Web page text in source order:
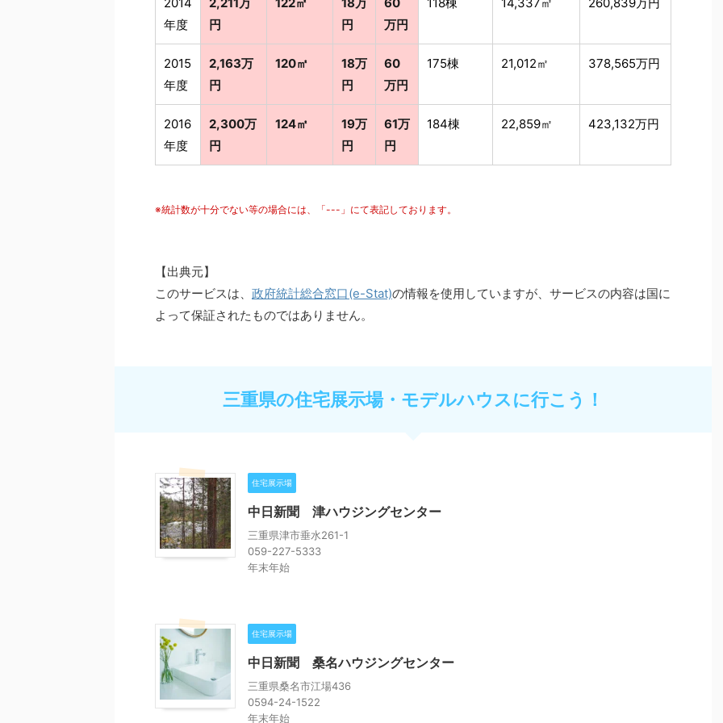
年度
円
円
万円
2015
年度
2,163万
円
120㎡
18万
円
60
万円
175棟 21,012㎡ 378,565万円
2016
年度
2,300万
円
124㎡
19万
円
61万
円
184棟 22,859㎡ 423,132万円
※統計数が十分でない等の場合には、「---」にて表記しております。
【出典元】
このサービスは、 政府統計総合窓口(e-Stat)の情報を使用していますが、サービスの内容は国に
よって保証されたものではありません。
三重県の住宅展示場・モデルハウスに行こう！
住宅展示場
中日新聞 津ハウジングセンター
三重県津市垂水261-1
059-227-5333
年末年始
住宅展示場
中日新聞 桑名ハウジングセンター
三重県桑名市江場436
0594-24-1522
年末年始